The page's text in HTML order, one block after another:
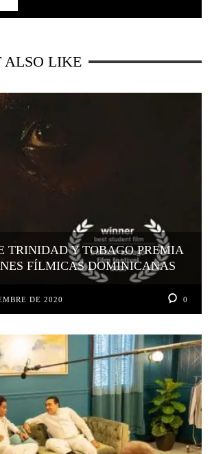
LIKE
TRINIDAD Y TOBAGO PREMIA
FÍLMICAS DOMINICANAS
DE 2020 0